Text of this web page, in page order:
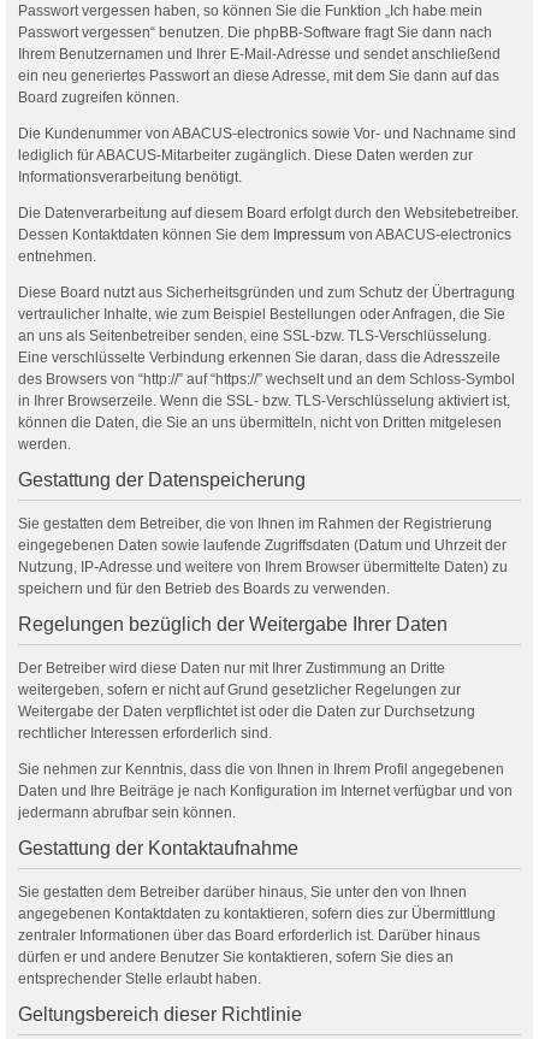
Passwort vergessen haben, so können Sie die Funktion „Ich habe mein
Passwort vergessen“ benutzen. Die phpBB-Software fragt Sie dann nach
Ihrem Benutzernamen und Ihrer E-Mail-Adresse und sendet anschließend
ein neu generiertes Passwort an diese Adresse, mit dem Sie dann auf das
Board zugreifen können.
Die Kundenummer von ABACUS-electronics sowie Vor- und Nachname sind
lediglich für ABACUS-Mitarbeiter zugänglich. Diese Daten werden zur
Informationsverarbeitung benötigt.
Die Datenverarbeitung auf diesem Board erfolgt durch den Websitebetreiber.
Dessen Kontaktdaten können Sie dem Impressum von ABACUS-electronics
entnehmen.
Diese Board nutzt aus Sicherheitsgründen und zum Schutz der Übertragung
vertraulicher Inhalte, wie zum Beispiel Bestellungen oder Anfragen, die Sie
an uns als Seitenbetreiber senden, eine SSL-bzw. TLS-Verschlüsselung.
Eine verschlüsselte Verbindung erkennen Sie daran, dass die Adresszeile
des Browsers von “http://” auf “https://” wechselt und an dem Schloss-Symbol
in Ihrer Browserzeile. Wenn die SSL- bzw. TLS-Verschlüsselung aktiviert ist,
können die Daten, die Sie an uns übermitteln, nicht von Dritten mitgelesen
werden.
Gestattung der Datenspeicherung
Sie gestatten dem Betreiber, die von Ihnen im Rahmen der Registrierung
eingegebenen Daten sowie laufende Zugriffsdaten (Datum und Uhrzeit der
Nutzung, IP-Adresse und weitere von Ihrem Browser übermittelte Daten) zu
speichern und für den Betrieb des Boards zu verwenden.
Regelungen bezüglich der Weitergabe Ihrer Daten
Der Betreiber wird diese Daten nur mit Ihrer Zustimmung an Dritte
weitergeben, sofern er nicht auf Grund gesetzlicher Regelungen zur
Weitergabe der Daten verpflichtet ist oder die Daten zur Durchsetzung
rechtlicher Interessen erforderlich sind.
Sie nehmen zur Kenntnis, dass die von Ihnen in Ihrem Profil angegebenen
Daten und Ihre Beiträge je nach Konfiguration im Internet verfügbar und von
jedermann abrufbar sein können.
Gestattung der Kontaktaufnahme
Sie gestatten dem Betreiber darüber hinaus, Sie unter den von Ihnen
angegebenen Kontaktdaten zu kontaktieren, sofern dies zur Übermittlung
zentraler Informationen über das Board erforderlich ist. Darüber hinaus
dürfen er und andere Benutzer Sie kontaktieren, sofern Sie dies an
entsprechender Stelle erlaubt haben.
Geltungsbereich dieser Richtlinie